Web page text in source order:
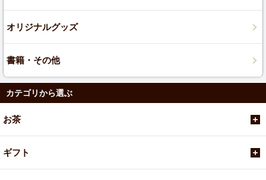
オリジナルグッズ
書籍・その他
カテゴリから選ぶ
お茶
ギフト